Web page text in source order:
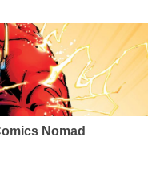
Nomad